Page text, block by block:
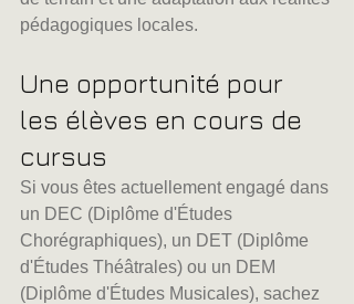
pédagogiques locales.
Une opportunité pour
les élèves en cours de
cursus
Si vous êtes actuellement engagé dans
un DEC (Diplôme d'Études
Chorégraphiques), un DET (Diplôme
d'Études Théâtrales) ou un DEM
(Diplôme d'Études Musicales), sachez